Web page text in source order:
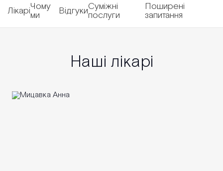
ЛікаріЧому
ми ВідгукиСуміжні
послуги
Поширені
запитання
Наші лікарі